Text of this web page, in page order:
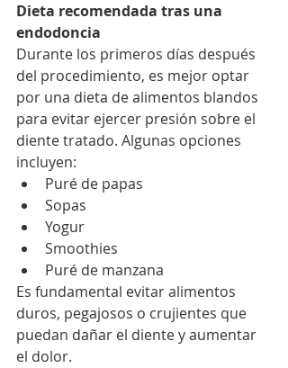
Dieta recomendada tras una
endodoncia
Durante los primeros días después
del procedimiento, es mejor optar
por una dieta de alimentos blandos
para evitar ejercer presión sobre el
diente tratado. Algunas opciones
incluyen:
Puré de papas
Sopas
Yogur
Smoothies
Puré de manzana
Es fundamental evitar alimentos
duros, pegajosos o crujientes que
puedan dañar el diente y aumentar
el dolor.